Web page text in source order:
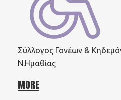
Σύλλογος Γονέων &
Ν.Ημαθίας
MORE